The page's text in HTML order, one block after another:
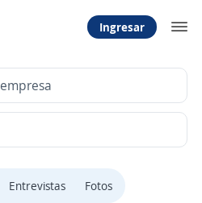
Ingresar
Entrevistas Fotos